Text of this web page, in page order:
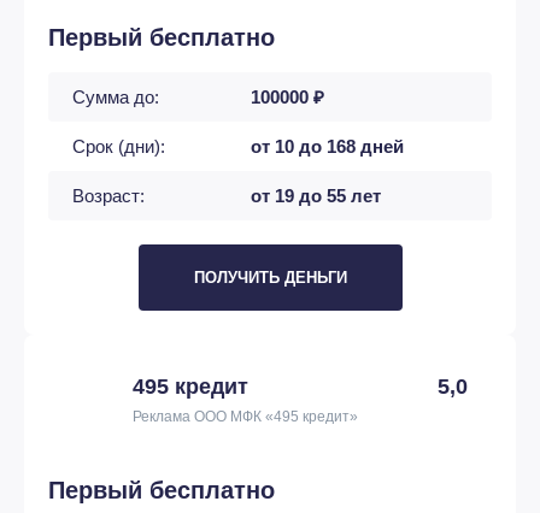
Первый бесплатно
Сумма до: 100000 ₽
Срок (дни): от 10 до 168 дней
Возраст: от 19 до 55 лет
ПОЛУЧИТЬ ДЕНЬГИ
495 кредит 5,0
Реклама ООО МФК «495 кредит»
Первый бесплатно